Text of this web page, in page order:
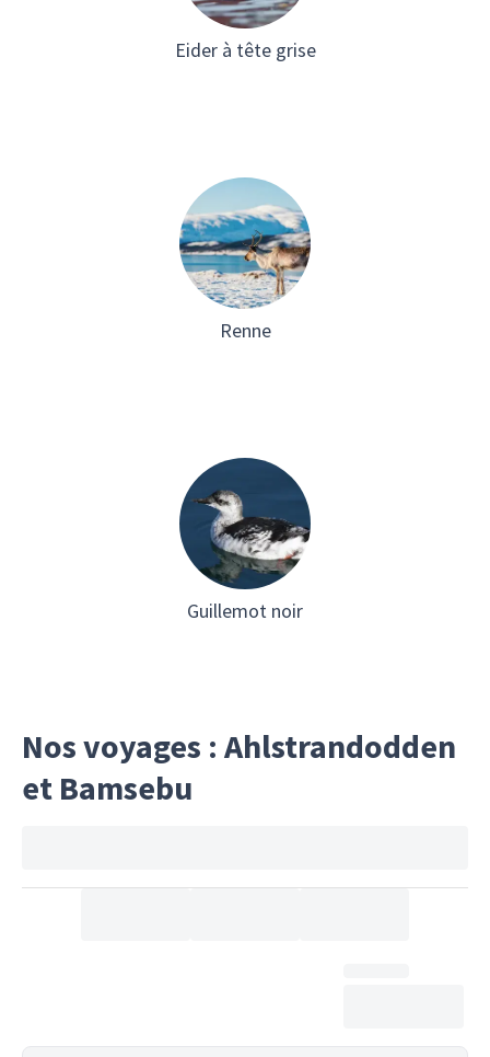
Eider à tête grise
Renne
Guillemot noir
Nos voyages : Ahlstrandodden
et Bamsebu